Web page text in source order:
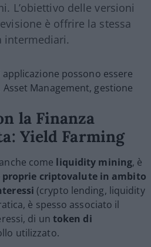
L’obiettivo delle versioni
è offrire la stessa
intermediari.
possono essere
Asset Management, gestione
la Finanza
Yield Farming
come liquidity mining, è
proprie criptovalute in ambito
(crypto lending, liquidity
è spesso associato il
di un token di
utilizzato.